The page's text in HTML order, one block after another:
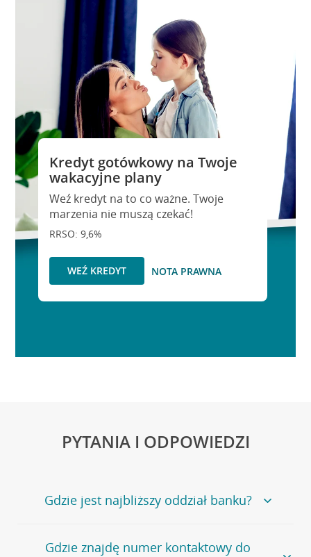
Kredyt gotówkowy na Twoje
wakacyjne plany
Weź kredyt na to co ważne. Twoje
marzenia nie muszą czekać!
RRSO: 9,6%
WEŹ KREDYT NOTA PRAWNA
PYTANIA I ODPOWIEDZI
Gdzie jest najbliższy oddział banku?
Jeśli szukasz oddziału naszego banku, zapraszamy na
Gdzie znajdę numer kontaktowy do